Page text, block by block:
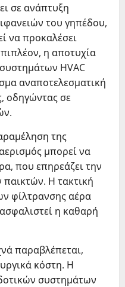
σε ανάπτυξη
του γηπέδου,
να προκαλέσει
η αποτυχία
HVAC
αναποτελεσματική
οδηγώντας σε
της
μπορεί να
που επηρεάζει την
Η τακτική
φίλτρανσης αέρα
η καθαρή
παραβλέπεται,
κόστη. Η
συστημάτων